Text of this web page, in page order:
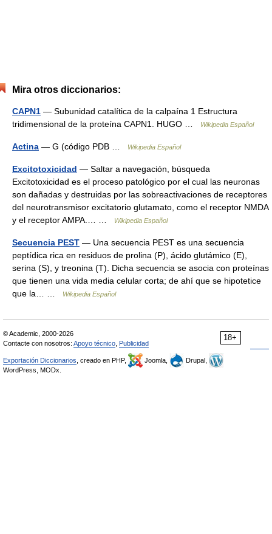
Mira otros diccionarios:
CAPN1 — Subunidad catalítica de la calpaína 1 Estructura
tridimensional de la proteína CAPN1. HUGO …
Wikipedia Español
Actina — G (código PDB … Wikipedia Español
Excitotoxicidad — Saltar a navegación, búsqueda
Excitotoxicidad es el proceso patológico por el cual las neuronas
son dañadas y destruidas por las sobreactivaciones de receptores
del neurotransmisor excitatorio glutamato, como el receptor NMDA
y el receptor AMPA.… …
Wikipedia Español
Secuencia PEST — Una secuencia PEST es una secuencia
peptídica rica en residuos de prolina (P), ácido glutámico (E),
serina (S), y treonina (T). Dicha secuencia se asocia con proteínas
que tienen una vida media celular corta; de ahí que se hipotetice
que la… …
Wikipedia Español
18+
© Academic, 2000-2026
Contacte con nosotros: Apoyo técnico Publicidad
Exportación Diccionarios , creado en PHP, Joomla,
Drupal,
WordPress, MODx.